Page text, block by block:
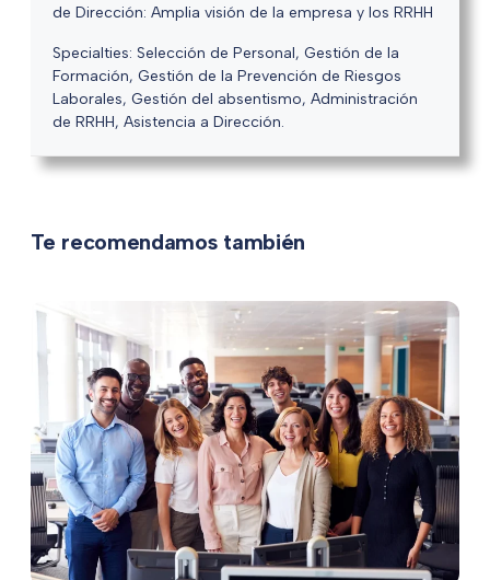
de Dirección: Amplia visión de la empresa y los RRHH
Specialties: Selección de Personal, Gestión de la
Formación, Gestión de la Prevención de Riesgos
Laborales, Gestión del absentismo, Administración
de RRHH, Asistencia a Dirección.
Te recomendamos también